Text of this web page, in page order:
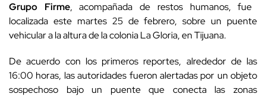
Grupo Firme, acompañada de restos humanos, fue
localizada este martes 25 de febrero, sobre un puente
vehicular a la altura de la colonia La Gloria, en Tijuana.
De acuerdo con los primeros reportes, alrededor de las
16:00 horas, las autoridades fueron alertadas por un objeto
sospechoso bajo un puente que conecta las zonas